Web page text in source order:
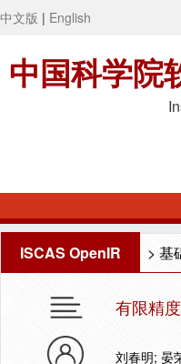
中文版 | English
中国科学院
ISCAS OpenIR > 基
有限精
刘春明; 晏